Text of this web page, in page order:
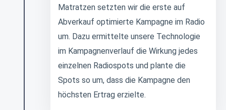
Matratzen setzten wir die erste auf
Abverkauf optimierte Kampagne im Radio
um. Dazu ermittelte unsere Technologie
im Kampagnenverlauf die Wirkung jedes
einzelnen Radiospots und plante die
Spots so um, dass die Kampagne den
höchsten Ertrag erzielte.